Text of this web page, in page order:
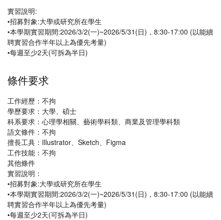
實習說明:
•招募對象:大學或研究所在學生
•本學期實習期間:2026/3/2(一)~2026/5/31(日)，8:30-17:00 (以能續
聘實習合作半年以上為優先考量)
•每週至少2天(可拆為半日)
條件要求
工作經歷：不拘
學歷要求：大學、碩士
科系要求：心理學相關、藝術學科類、商業及管理學科類
語文條件：不拘
擅長工具：Illustrator、Sketch、Figma
工作技能：不拘
其他條件
實習說明：
•招募對象:大學或研究所在學生
•本學期實習期間:2026/3/2(一)~2026/5/31(日)，8:30-17:00 (以能續
聘實習合作半年以上為優先考量)
•每週至少2天(可拆為半日)